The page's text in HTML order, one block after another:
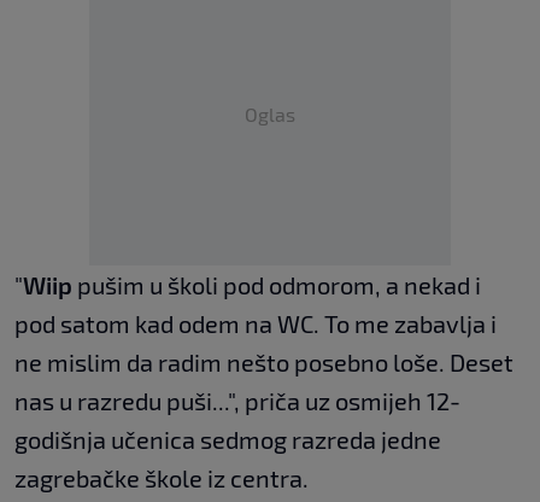
Oglas
"Wiip pušim u školi pod odmorom, a nekad i
pod satom kad odem na WC. To me zabavlja i
ne mislim da radim nešto posebno loše. Deset
nas u razredu puši...", priča uz osmijeh 12-
godišnja učenica sedmog razreda jedne
zagrebačke škole iz centra.